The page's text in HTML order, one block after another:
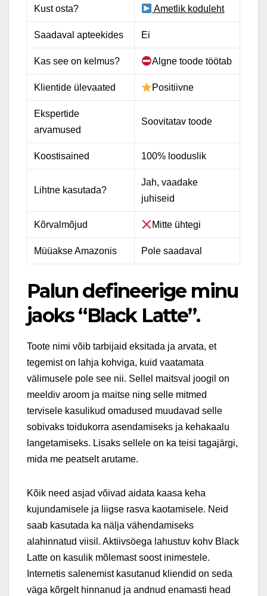
Kust osta? Ametlik koduleht
Saadaval apteekides Ei
Kas see on kelmus? Algne toode töötab
Klientide ülevaated Positiivne
Ekspertide
arvamused
Soovitatav toode
Koostisained 100% looduslik
Lihtne kasutada?
Jah, vaadake
juhiseid
Kõrvalmõjud Mitte ühtegi
Müüakse Amazonis Pole saadaval
Palun defineerige minu
jaoks “Black Latte”.
Toote nimi võib tarbijaid eksitada ja arvata, et
tegemist on lahja kohviga, kuid vaatamata
välimusele pole see nii. Sellel maitsval joogil on
meeldiv aroom ja maitse ning selle mitmed
tervisele kasulikud omadused muudavad selle
sobivaks toidukorra asendamiseks ja kehakaalu
langetamiseks. Lisaks sellele on ka teisi tagajärgi,
mida me peatselt arutame.
Kõik need asjad võivad aidata kaasa keha
kujundamisele ja liigse rasva kaotamisele. Neid
saab kasutada ka nälja vähendamiseks
alahinnatud viisil. Aktiivsöega lahustuv kohv Black
Latte on kasulik mõlemast soost inimestele.
Internetis salenemist kasutanud kliendid on seda
väga kõrgelt hinnanud ja andnud enamasti head